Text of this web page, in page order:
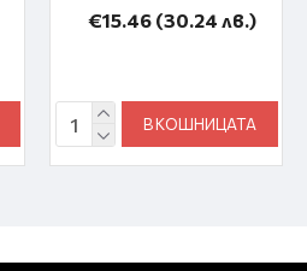
€15.46 (30.24 лв.)
В КОШНИЦАТА